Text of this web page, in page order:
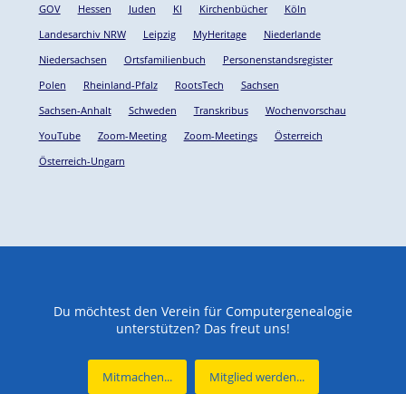
GOV
Hessen Juden KI Kirchenbücher
Köln
Landesarchiv NRW
Leipzig MyHeritage
Niederlande
Niedersachsen
Ortsfamilienbuch
Personenstandsregister
Polen
Rheinland-Pfalz RootsTech
Sachsen
Sachsen-Anhalt
Schweden Transkribus
Wochenvorschau
YouTube
Zoom-Meeting Zoom-Meetings
Österreich
Österreich-Ungarn
Du möchtest den Verein für Computergenealogie
unterstützen? Das freut uns!
Mitmachen... Mitglied werden...